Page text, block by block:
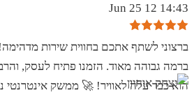
14:43 12 Jun 25
ברצוני לשתף אתכם בחווית שירות
ברמה גבוהה מאוד. הזמנו פתיח לעסק,
הוא כבר עלה לאוויר! 🚀 ממשק אינטרנטי